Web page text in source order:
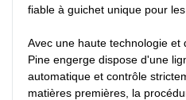
fiable à guichet unique pour les
Avec une haute technologie et
Pine engerge dispose d'une
automatique et contrôle
matières premières, la